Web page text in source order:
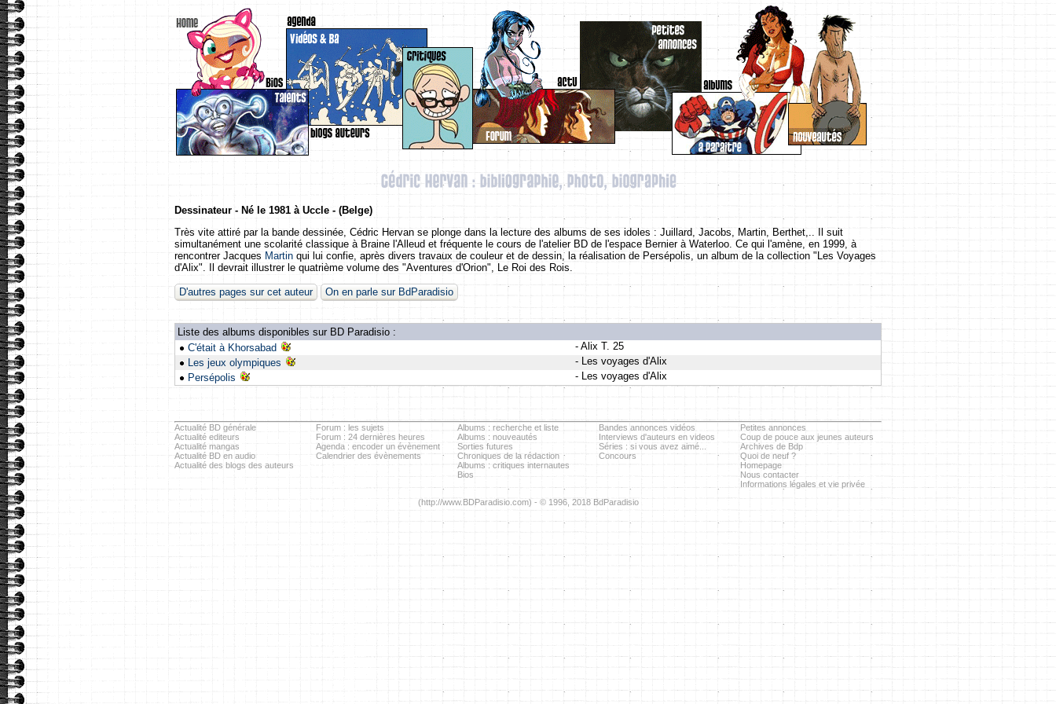
Dessinateur - Né le 1981 à Uccle - (Belge)
Très vite attiré par la bande dessinée, Cédric Hervan se plonge dans la lecture des albums de ses idoles : Juillard, Jacobs, Martin, Berthet,.. Il suit
simultanément une scolarité classique à Braine l'Alleud et fréquente le cours de l'atelier BD de l'espace Bernier à Waterloo. Ce qui l'amène, en 1999, à
rencontrer Jacques Martin qui lui confie, après divers travaux de couleur et de dessin, la réalisation de Persépolis, un album de la collection "Les Voyages
d'Alix". Il devrait illustrer le quatrième volume des "Aventures d'Orion", Le Roi des Rois.
D'autres pages sur cet auteur On en parle sur BdParadisio
Liste des albums disponibles sur BD Paradisio :
C'était à Khorsabad
- Alix T. 25
Les jeux olympiques
- Les voyages d'Alix
Persépolis
- Les voyages d'Alix
Actualité BD générale
Actualité editeurs
Actualité mangas
Actualité BD en audio
Actualité des blogs des auteurs
Forum : les sujets
Forum : 24 dernières heures
Agenda : encoder un évènement
Calendrier des évènements
Albums : recherche et liste
Albums : nouveautés
Sorties futures
Chroniques de la rédaction
Albums : critiques internautes
Bios
Bandes annonces vidéos
Interviews d'auteurs en videos
Séries : si vous avez aimé...
Concours
Petites annonces
Coup de pouce aux jeunes auteurs
Archives de Bdp
Quoi de neuf ?
Homepage
Nous contacter
Informations légales et vie privée
(http://www.BDParadisio.com) - © 1996, 2018 BdParadisio